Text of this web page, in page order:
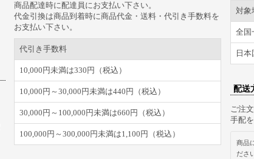
商品配達時に配達員にお支払い下さい。
代金引換は商品到着時に商品代金・送料・代引き手数料を
お支払い下さい。
代引き手数料
10,000円未満は330円（税込）
10,000円～30,000円未満は440円（税込）
30,000円～100,000円未満は660円（税込）
100,000円～300,000円未満は1,100円（税込）
対象
全国
日本
配送
ご注
手配
商品
ださ